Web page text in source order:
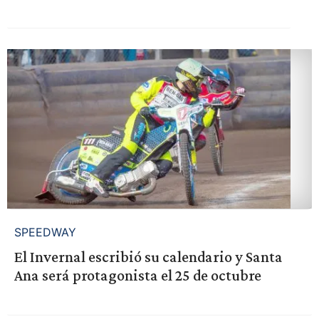
SPEEDWAY
El Invernal escribió su calendario y Santa
Ana será protagonista el 25 de octubre